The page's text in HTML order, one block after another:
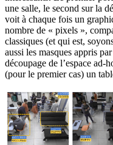
une salle, le second sur la
voit à chaque fois un
nombre de « pixels »,
classiques (et qui est,
aussi les masques appris
découpage de l’espace ad-
(pour le premier cas) un